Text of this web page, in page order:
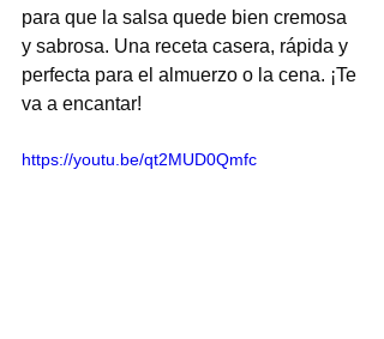
para que la salsa quede bien cremosa
y sabrosa. Una receta casera, rápida y
perfecta para el almuerzo o la cena. ¡Te
va a encantar!
https://youtu.be/qt2MUD0Qmfc